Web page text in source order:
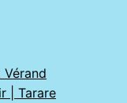
Vérand
| Tarare